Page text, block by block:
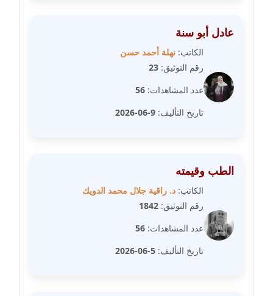
مدونة فاطمة البسريني
عاملة
موقوف
مدونة فيرا زولوتاريفا
عاملة
عاملة
عادل أبو سنة
الكاتب: نهلة أحمد حسن
رقم التوثيق: 23
عدد المشاهدات: 56
تاريخ التأليف: 9-06-2026
الطب وقيمته
الكاتب: د. راقية جلال محمد الدويك
رقم التوثيق: 1842
عدد المشاهدات: 56
تاريخ التأليف: 5-06-2026